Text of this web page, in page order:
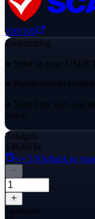
100/100
Beskrivning
● Send us your USER
● Please double
● Your frost stars will
topup.
Totalpris
146,90 kr
+≈ 5,9 krback to
Leverans